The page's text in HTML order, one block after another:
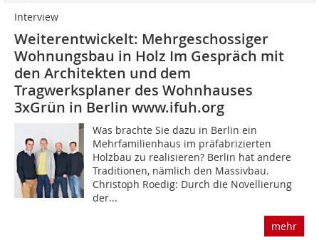
Interview
Weiterentwickelt: Mehrgeschossiger
Wohnungsbau in Holz Im Gespräch mit
den Architekten und dem
Tragwerksplaner des Wohnhauses
3xGrün in Berlin www.ifuh.org
Was brachte Sie dazu in Berlin ein
Mehrfamilienhaus im präfabrizierten
Holzbau zu realisieren? Berlin hat andere
Traditionen, nämlich den Massivbau.
Christoph Roedig: Durch die Novellierung
der...
mehr